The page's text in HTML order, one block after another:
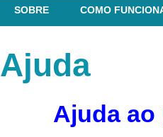
SOBRE COMO
Ajuda
Ajuda